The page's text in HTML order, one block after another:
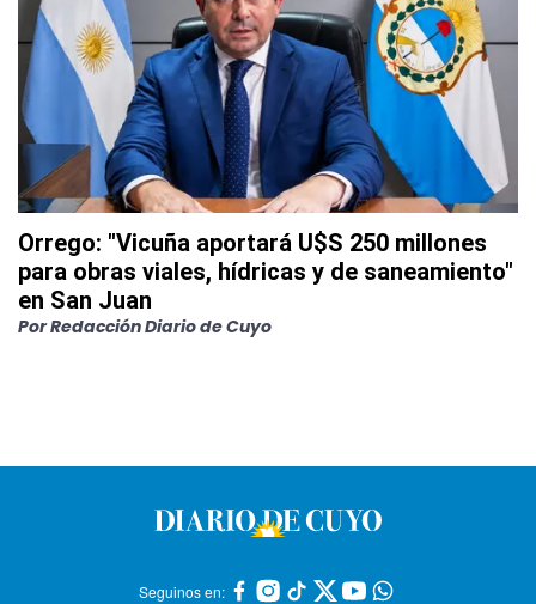
Orrego: "Vicuña aportará U$S 250 millones
para obras viales, hídricas y de saneamiento"
en San Juan
PorRedacción Diario de Cuyo
Seguinos en: